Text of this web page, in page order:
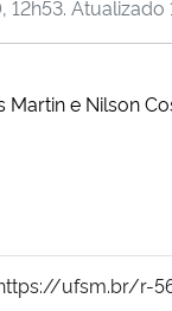
. Atualizado
e Nilson
ufsm.br/r-